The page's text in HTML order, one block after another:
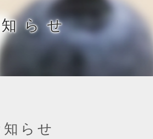
らせ
知らせ